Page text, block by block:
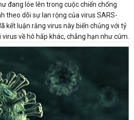
đang lóe lên trong cuộc chiến chống
theo dõi sự lan rộng của virus SARS-
kết luận rằng virus này biến chủng với tỷ
virus về hô hấp khác, chẳng hạn như cúm.